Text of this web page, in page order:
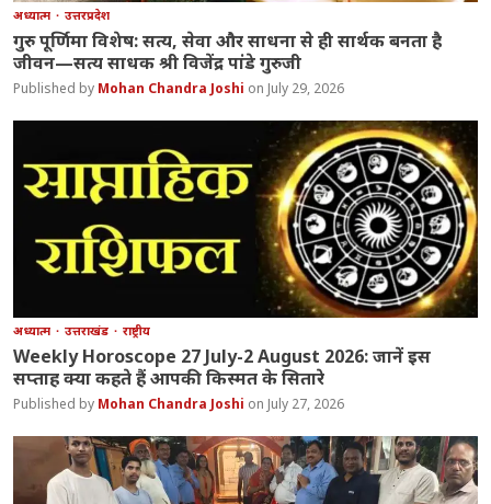
अध्यात्म उत्तरप्रदेश
गुरु पूर्णिमा विशेष: सत्य, सेवा और साधना से ही सार्थक बनता है
जीवन—सत्य साधक श्री विजेंद्र पांडे गुरुजी
Mohan Chandra Joshi July 29, 2026
अध्यात्म उत्तराखंड राष्ट्रीय
Weekly Horoscope 27 July-2 August 2026: जानें इस
सप्ताह क्या कहते हैं आपकी किस्मत के सितारे
Mohan Chandra Joshi July 27, 2026